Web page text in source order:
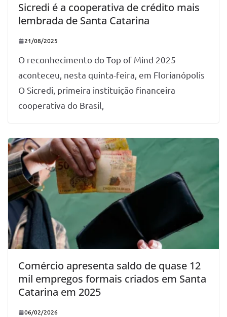
Sicredi é a cooperativa de crédito mais
lembrada de Santa Catarina
21/08/2025
O reconhecimento do Top of Mind 2025
aconteceu, nesta quinta-feira, em Florianópolis
O Sicredi, primeira instituição financeira
cooperativa do Brasil,
Comércio apresenta saldo de quase 12
mil empregos formais criados em Santa
Catarina em 2025
06/02/2026